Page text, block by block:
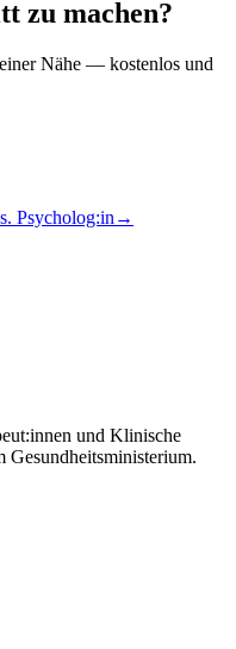
zu machen?
Nähe — kostenlos und
Psycholog:in →
und Klinische